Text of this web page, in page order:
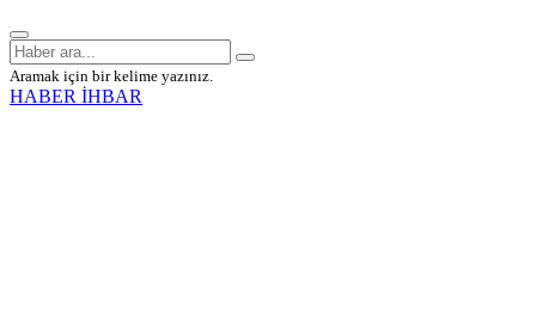
Aramak için bir kelime yazınız.
HABER İHBAR